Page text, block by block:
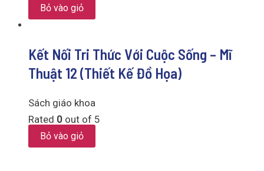
Bỏ vào giỏ
Kết Nối Tri Thức Với Cuộc Sống – Mĩ
Thuật 12 (Thiết Kế Đồ Họa)
Sách giáo khoa
Rated 0 out of 5
Bỏ vào giỏ